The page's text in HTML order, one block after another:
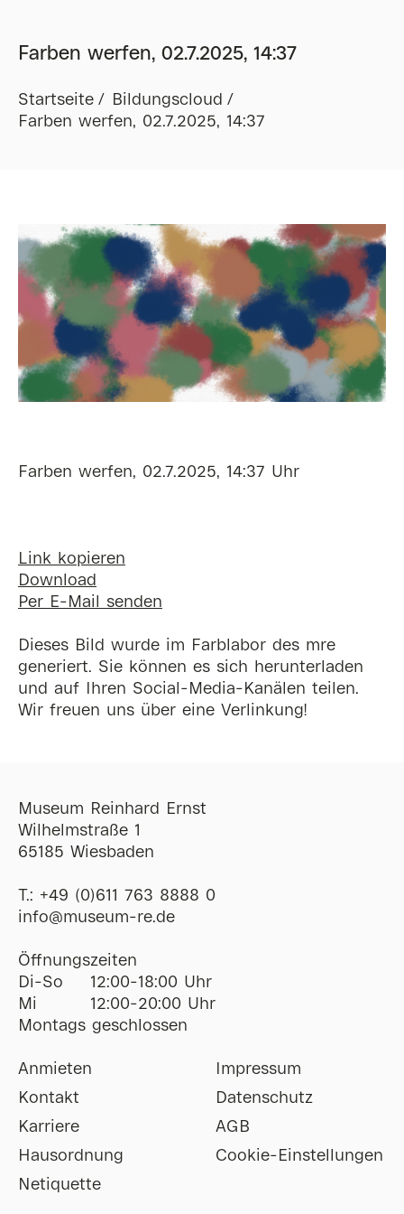
Farben werfen, 02.7.2025, 14:37
Startseite
Bildungscloud
Farben werfen, 02.7.2025, 14:37
Farben werfen, 02.7.2025, 14:37 Uhr
Link kopieren
Download
Per E-Mail senden
Dieses Bild wurde im Farblabor des mre
generiert. Sie können es sich herunterladen
und auf Ihren Social-Media-Kanälen teilen.
Wir freuen uns über eine Verlinkung!
Museum Reinhard Ernst
Wilhelmstraße 1
65185 Wiesbaden
T.: +49 (0)611 763 8888 0
ofni@museum-re de
Öffnungszeiten
Di-So
12:00-18:00 Uhr
Mi
12:00-20:00 Uhr
Montags geschlossen
Anmieten
Kontakt
Karriere
Hausordnung
Netiquette
Impressum
Datenschutz
AGB
Cookie-Einstellungen